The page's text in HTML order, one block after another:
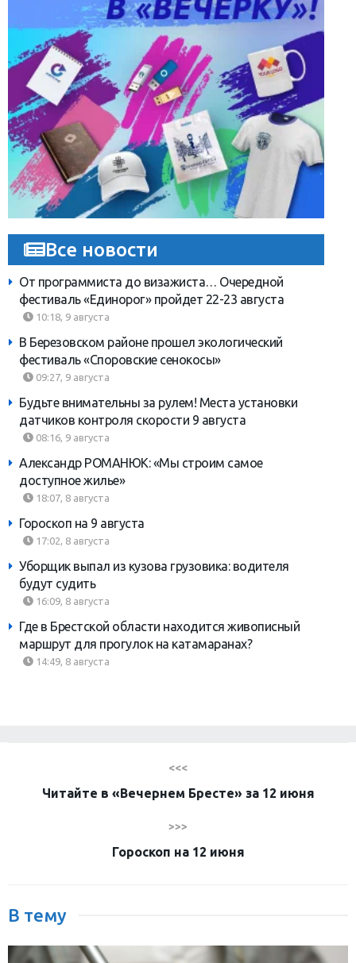
Все новости
От программиста до визажиста… Очередной
фестиваль «Единорог» пройдет 22-23 августа
10:18, 9 августа
В Березовском районе прошел экологический
фестиваль «Споровские сенокосы»
09:27, 9 августа
Будьте внимательны за рулем! Места установки
датчиков контроля скорости 9 августа
08:16, 9 августа
Александр РОМАНЮК: «Мы строим самое
доступное жилье»
18:07, 8 августа
Гороскоп на 9 августа
17:02, 8 августа
Уборщик выпал из кузова грузовика: водителя
будут судить
16:09, 8 августа
Где в Брестской области находится живописный
маршрут для прогулок на катамаранах?
14:49, 8 августа
<<<
Читайте в «Вечернем Бресте» за 12 июня
>>>
Гороскоп на 12 июня
В тему